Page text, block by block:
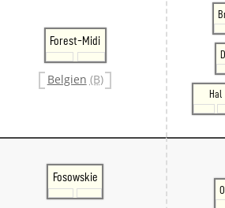
Forest-Midi
Belgien (B)
Hal
Fosowskie